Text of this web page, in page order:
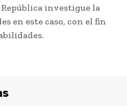
investigue la
en este caso, con el fin